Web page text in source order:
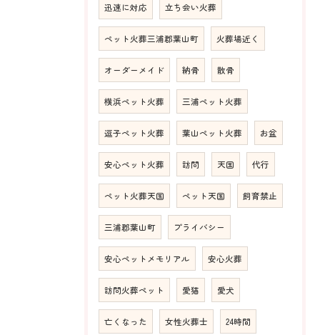
迅速に対応 立ち会い火葬
ペット火葬三浦郡葉山町 火葬場近く
オーダーメイド 納骨 散骨
横浜ペット火葬 三浦ペット火葬
逗子ペット火葬 葉山ペット火葬 お盆
安心ペット火葬 訪問 天国 代行
ペット火葬天国 ペット天国 飼育禁止
三浦郡葉山町 プライバシー
安心ペットメモリアル 安心火葬
訪問火葬ペット 愛猫 愛犬
亡くなった 女性火葬士 24時間